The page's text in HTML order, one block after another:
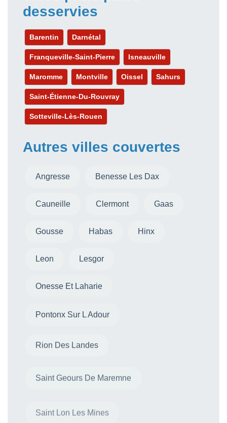
desservies
Barentin Darnétal
Franqueville-Saint-Pierre Isneauville
Maromme Montville Oissel Sahurs
Saint-Étienne-Du-Rouvray
Sotteville-Lès-Rouen
Autres villes couvertes
Angresse Benesse Les Dax
Cauneille Clermont Gaas
Gousse Habas Hinx
Leon Lesgor
Onesse Et Laharie
Pontonx Sur L Adour
Rion Des Landes